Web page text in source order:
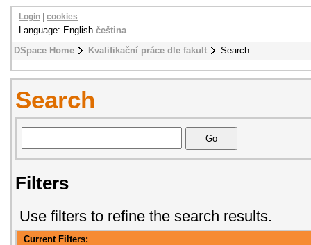
DSpace Home Kvalifikační práce dle fakult Search
Login cookies
Language: English čeština
Search
Filters
Use filters to refine the search results.
Current Filters: